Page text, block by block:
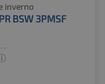
inverno
BSW 3PMSF